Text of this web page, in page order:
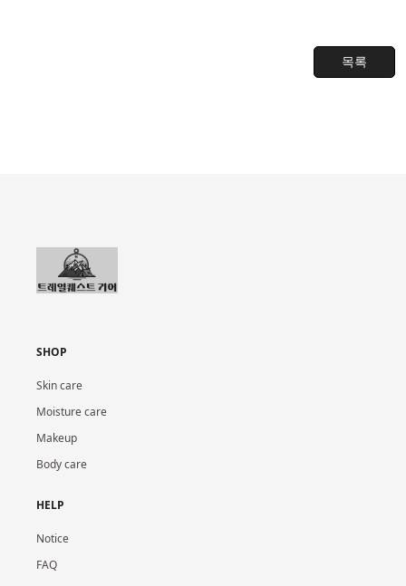
목록
SHOP
Skin care
Moisture care
Makeup
Body care
HELP
Notice
FAQ